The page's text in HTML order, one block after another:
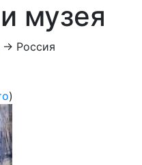
музея
-> Россия
)